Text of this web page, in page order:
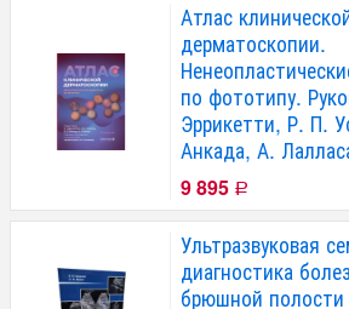
Атлас
дерматоскопии.
по фототипу.
Эррикетти, Р. П.
Анкада, А.
9 895 Р
Ультразвуковая
диагностика
брюшной полости